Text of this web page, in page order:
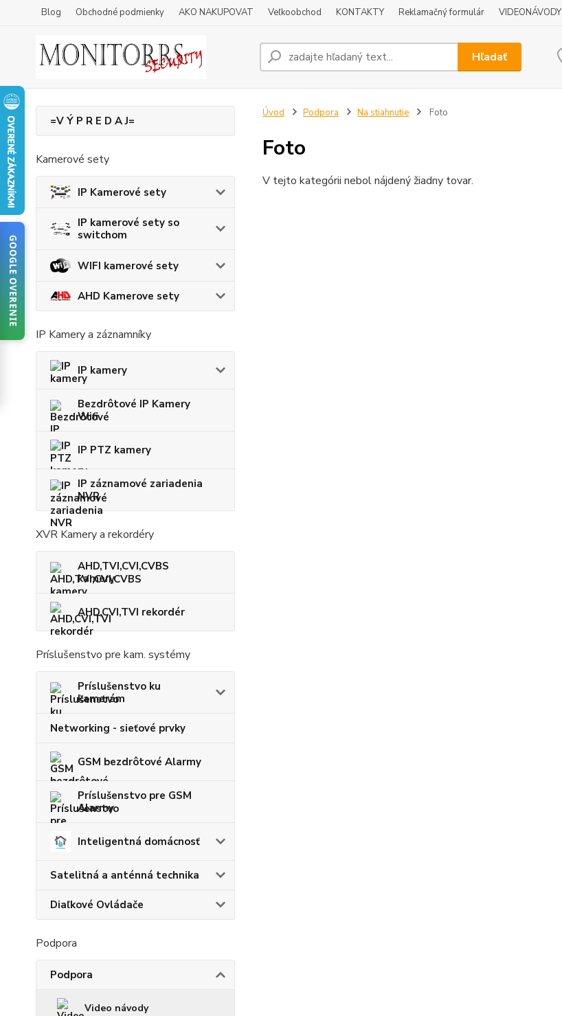
Blog Obchodné podmienky AKO NAKUPOVAT Veľkoobchod KONTAKTY Reklamačný formulár VIDEONÁVODY
Hľadať
=V Ý P R E D A J=
Kamerové sety
IP Kamerové sety
IP kamerové sety so
switchom
WIFI kamerové sety
AHD Kamerove sety
IP Kamery a záznamníky
IP kamery
Bezdrôtové IP Kamery
Wifi
IP PTZ kamery
IP záznamové zariadenia
NVR
XVR Kamery a rekordéry
AHD,TVI,CVI,CVBS
kamery
AHD,CVI,TVI rekordér
Príslušenstvo pre kam. systémy
Príslušenstvo ku
kamerám
Networking - sieťové prvky
GSM bezdrôtové Alarmy
Príslušenstvo pre GSM
Alarmy
Inteligentná domácnosť
Satelitná a anténná technika
Diaľkové Ovládače
Podpora
Podpora
Video návody
Úvod Podpora Na stiahnutie Foto
Foto
V tejto kategórii nebol nájdený žiadny tovar.
GOOGLE OVERENIE